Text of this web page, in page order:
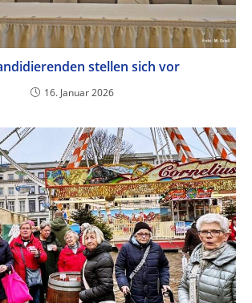
stellen sich vor
16. Januar 2026